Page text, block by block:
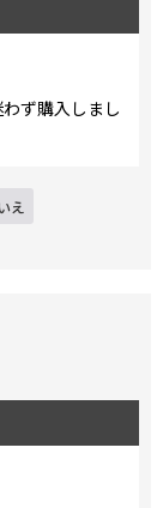
ず購入しまし
え